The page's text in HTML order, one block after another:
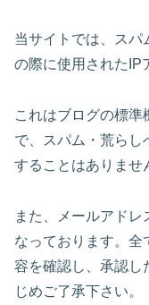
当サイトでは、スパ
の際に使用されたIP
これはブログの標
で、スパム・荒らし
することはありませ
また、メールアド
なっております。全
容を確認し、承認し
じめご了承下さい。